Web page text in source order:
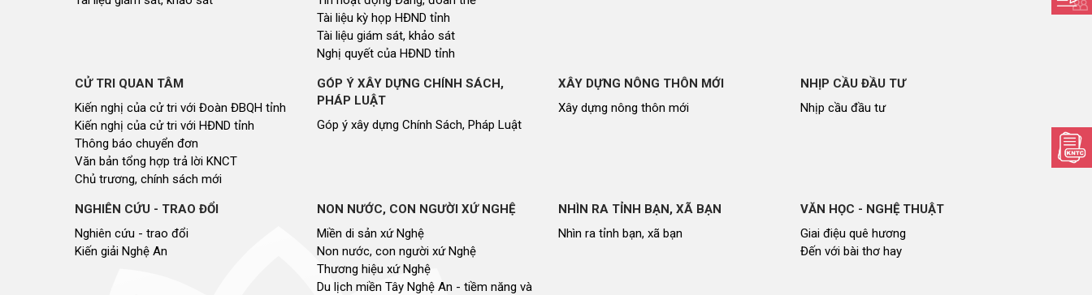
Tài liệu kỳ họp HĐND tỉnh
Tài liệu giám sát, khảo sát
Nghị quyết của HĐND tỉnh
CỬ TRI QUAN TÂM
Kiến nghị của cử tri với Đoàn ĐBQH tỉnh
Kiến nghị của cử tri với HĐND tỉnh
Thông báo chuyển đơn
Văn bản tổng hợp trả lời KNCT
Chủ trương, chính sách mới
GÓP Ý XÂY DỰNG CHÍNH SÁCH,
PHÁP LUẬT
Góp ý xây dựng Chính Sách, Pháp Luật
XÂY DỰNG NÔNG THÔN MỚI
Xây dựng nông thôn mới
NHỊP CẦU ĐẦU TƯ
Nhịp cầu đầu tư
NGHIÊN CỨU - TRAO ĐỔI
Nghiên cứu - trao đổi
Kiến giải Nghệ An
NON NƯỚC, CON NGƯỜI XỨ NGHỆ
Miền di sản xứ Nghệ
Non nước, con người xứ Nghệ
Thương hiệu xứ Nghệ
Du lịch miền Tây Nghệ An - tiềm năng và
NHÌN RA TỈNH BẠN, XÃ BẠN
Nhìn ra tỉnh bạn, xã bạn
VĂN HỌC - NGHỆ THUẬT
Giai điệu quê hương
Đến với bài thơ hay